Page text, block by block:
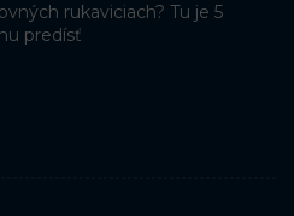
rukaviciach? Tu je 5
predísť